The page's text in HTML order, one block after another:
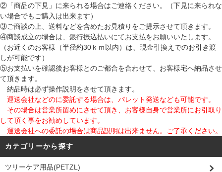
②「商品の下見」に来られる場合はご連絡ください。（下見に来られな
い場合でもご購入は出来ます）
③ご商談の上、送料などを含めたお見積りをご提示させて頂きます。
④商談成立の場合は、銀行振込払いにてお支払をお願いいたします。
（お近くのお客様（半径約30ｋｍ以内）は、現金引換えでのお引き渡
しが可能です）
⑤お支払いを確認後お客様とのご都合を合わせて、お客様宅へ納品させ
て頂きます。
納品時は必ず操作説明をさせて頂きます。
運送会社などのに委託する場合は、パレット発送なども可能です。
その場合は営業所留めにさせて頂き、お客様自身で営業所にお引取り
して頂く事をお勧めしています。
運送会社への委託の場合は商品説明は出来ません。ご了承ください。
カテゴリーから探す
ツリーケア用品(PETZL)